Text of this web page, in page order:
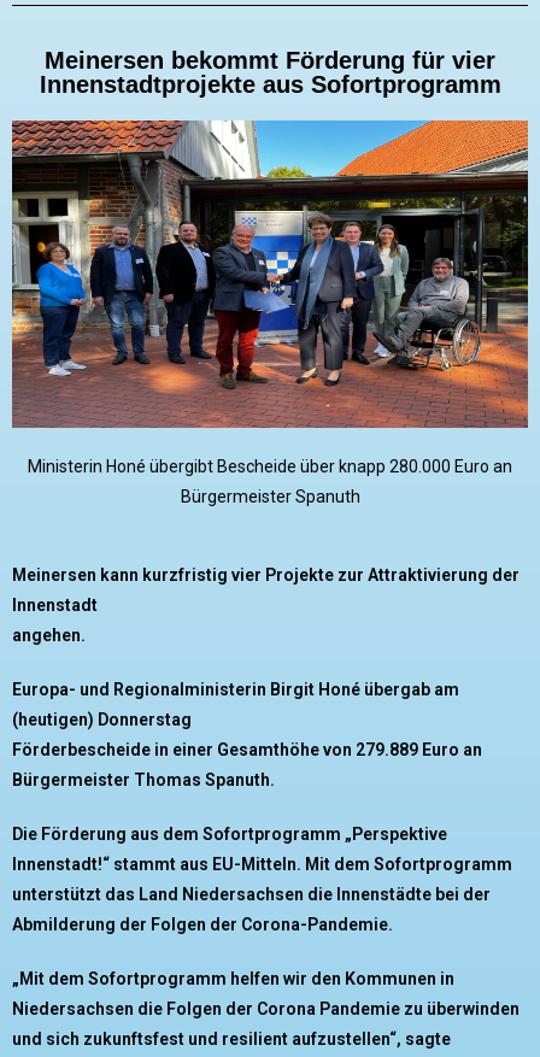
Meinersen bekommt Förderung für vier
Innenstadtprojekte aus Sofortprogramm
Ministerin Honé übergibt Bescheide über knapp 280.000 Euro an
Bürgermeister Spanuth
Meinersen kann kurzfristig vier Projekte zur Attraktivierung der
Innenstadt
angehen.
Europa- und Regionalministerin Birgit Honé übergab am
(heutigen) Donnerstag
Förderbescheide in einer Gesamthöhe von 279.889 Euro an
Bürgermeister Thomas Spanuth.
Die Förderung aus dem Sofortprogramm „Perspektive
Innenstadt!“ stammt aus EU-Mitteln. Mit dem Sofortprogramm
unterstützt das Land Niedersachsen die Innenstädte bei der
Abmilderung der Folgen der Corona-Pandemie.
„Mit dem Sofortprogramm helfen wir den Kommunen in
Niedersachsen die Folgen der Corona Pandemie zu überwinden
und sich zukunftsfest und resilient aufzustellen“, sagte